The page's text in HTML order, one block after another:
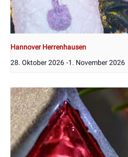
Hannover Herrenhausen
28. Oktober 2026 -1. November 2026